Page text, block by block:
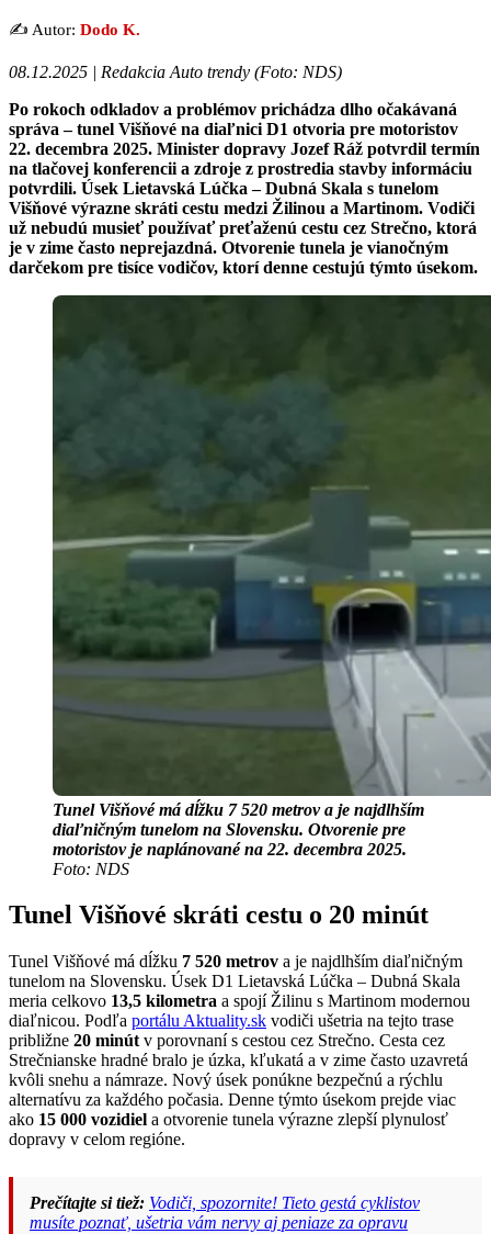
✍️ Autor: Dodo K.
08.12.2025 | Redakcia Auto trendy (Foto: NDS)
Po rokoch odkladov a problémov prichádza dlho očakávaná
správa – tunel Višňové na diaľnici D1 otvoria pre motoristov
22. decembra 2025. Minister dopravy Jozef Ráž potvrdil termín
na tlačovej konferencii a zdroje z prostredia stavby informáciu
potvrdili. Úsek Lietavská Lúčka – Dubná Skala s tunelom
Višňové výrazne skráti cestu medzi Žilinou a Martinom. Vodiči
už nebudú musieť používať preťaženú cestu cez Strečno, ktorá
je v zime často neprejazdná. Otvorenie tunela je vianočným
darčekom pre tisíce vodičov, ktorí denne cestujú týmto úsekom.
Tunel Višňové má dĺžku 7 520 metrov a je najdlhším
diaľničným tunelom na Slovensku. Otvorenie pre
motoristov je naplánované na 22. decembra 2025.
Foto: NDS
Tunel Višňové skráti cestu o 20 minút
Tunel Višňové má dĺžku 7 520 metrov a je najdlhším diaľničným
tunelom na Slovensku. Úsek D1 Lietavská Lúčka – Dubná Skala
meria celkovo 13,5 kilometra a spojí Žilinu s Martinom modernou
diaľnicou. Podľa portálu Aktuality.sk vodiči ušetria na tejto trase
približne 20 minút v porovnaní s cestou cez Strečno. Cesta cez
Strečnianske hradné bralo je úzka, kľukatá a v zime často uzavretá
kvôli snehu a námraze. Nový úsek ponúkne bezpečnú a rýchlu
alternatívu za každého počasia. Denne týmto úsekom prejde viac
ako 15 000 vozidiel a otvorenie tunela výrazne zlepší plynulosť
dopravy v celom regióne.
Prečítajte si tiež: Vodiči, spozornite! Tieto gestá cyklistov
musíte poznať, ušetria vám nervy aj peniaze za opravu